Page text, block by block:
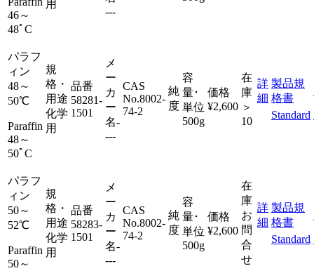
46～
48ﾟC
用
---
パラフ
ィン
48～
50℃
Paraffin
48～
50ﾟC
規
格・
用途
化学
用
品番
58281-
1501
メ
ー
カ
ー
名-
---
CAS
No.8002-
74-2
純
度
容
量･
単位
500g
価格
¥2,600
在
庫
＞
10
詳
細
製品規
格書
Standard
パラフ
ィン
50～
52℃
Paraffin
50～
規
格・
用途
化学
用
品番
58283-
1501
メ
ー
カ
ー
名-
---
CAS
No.8002-
74-2
純
度
容
量･
単位
500g
価格
¥2,600
在
庫
お
問
合
せ
詳
細
製品規
格書
Standard